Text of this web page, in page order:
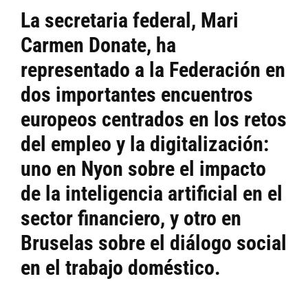
La secretaria federal, Mari
Carmen Donate, ha
representado a la Federación en
dos importantes encuentros
europeos centrados en los retos
del empleo y la digitalización:
uno en Nyon sobre el impacto
de la inteligencia artificial en el
sector financiero, y otro en
Bruselas sobre el diálogo social
en el trabajo doméstico.